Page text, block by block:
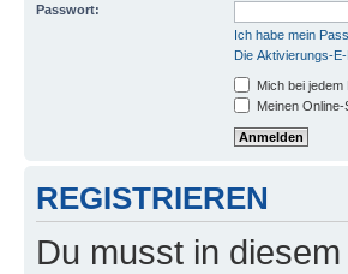
Passwort:
Ich habe mein
Die Aktivierungs-
Mich bei
Meinen
REGISTRIEREN
Du musst in